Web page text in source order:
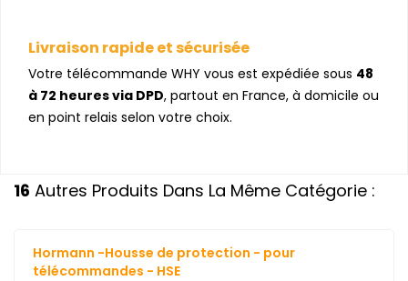
Livraison rapide et sécurisée
Votre télécommande WHY vous est expédiée sous 48
à 72 heures via DPD, partout en France, à domicile ou
en point relais selon votre choix.
16 Autres Produits Dans La Même Catégorie :
Hormann -Housse de protection - pour
télécommandes - HSE